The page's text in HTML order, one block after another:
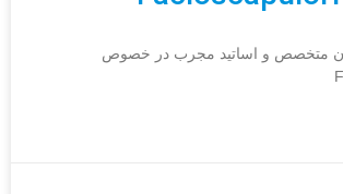
متخصص و اساتید مجرب در خصوص